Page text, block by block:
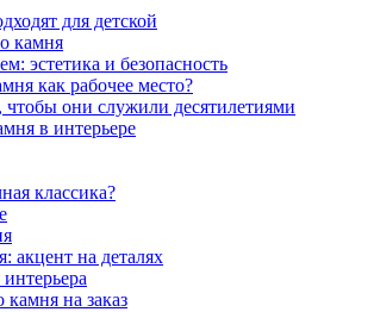
для детской
камня
эстетика и безопасность
как рабочее место?
чтобы они служили десятилетиями
в интерьере
классика?
акцент на деталях
на заказ